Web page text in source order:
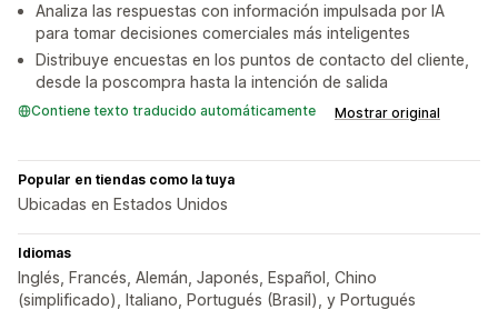
Analiza las respuestas con información impulsada por IA
para tomar decisiones comerciales más inteligentes
Distribuye encuestas en los puntos de contacto del cliente,
desde la poscompra hasta la intención de salida
Contiene texto traducido automáticamente Mostrar original
Popular en tiendas como la tuya
Ubicadas en Estados Unidos
Idiomas
Inglés, Francés, Alemán, Japonés, Español, Chino
(simplificado), Italiano, Portugués (Brasil), y Portugués